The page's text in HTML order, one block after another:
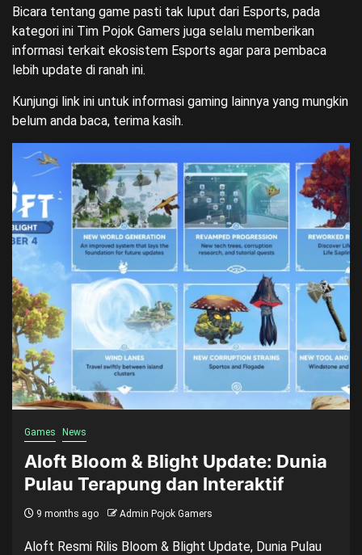
Bicara tentang game pasti tak luput dari Esports, pada
kategori ini Tim Pojok Gamers juga selalu memberikan
informasi terkait ekosistem Esports agar para pembaca
lebih update di ranah ini.
Kunjungi link ini untuk informasi gaming lainnya yang mungkin
belum anda baca, terima kasih.
Games News
Aloft Bloom & Blight Update: Dunia
Pulau Terapung dan Interaktif
9 months ago Admin Pojok Gamers
Aloft Resmi Rilis Bloom & Blight Update, Dunia Pulau